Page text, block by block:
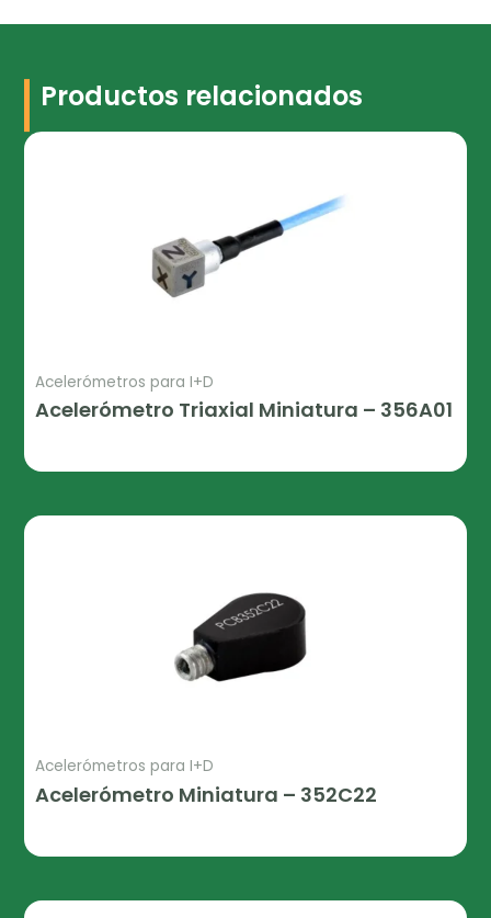
Productos relacionados
Acelerómetros para I+D
Acelerómetro Triaxial Miniatura – 356A01
Acelerómetros para I+D
Acelerómetro Miniatura – 352C22